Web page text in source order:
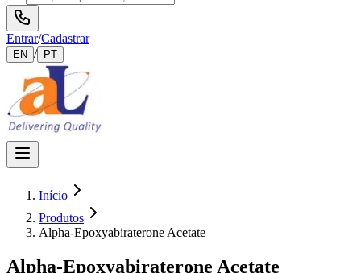
Entrar/Cadastrar
EN / PT
Início
Produtos
Alpha-Epoxyabiraterone Acetate
Alpha-Epoxyabiraterone Acetate